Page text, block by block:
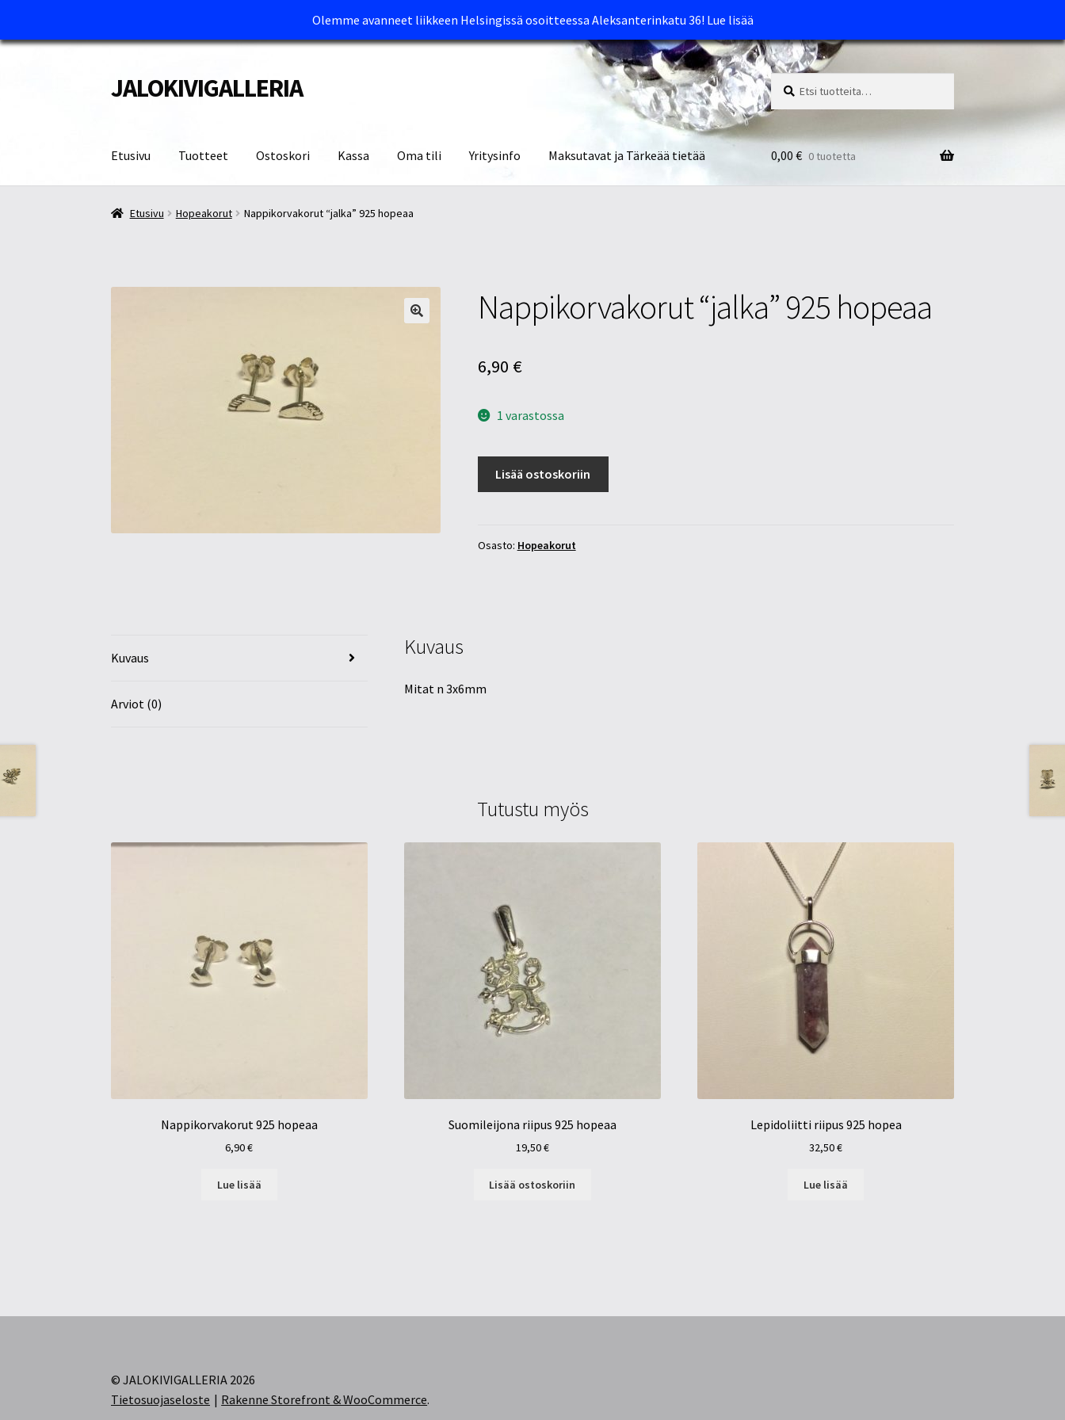
Olemme avanneet liikkeen Helsingissä osoitteessa Aleksanterinkatu 36! Lue lisää
Siirry
navigointiin
Siirry
sisältöön
JALOKIVIGALLERIA Etsi:
Haku
Etusivu Tuotteet Ostoskori Kassa Oma tili Yritysinfo Maksutavat ja Tärkeää tietää
Etusivu Kassa Maksutavat ja Tärkeää tietää Myymälät
0,00 € 0 tuotetta
Etusivu Hopeakorut Nappikorvakorut “jalka” 925 hopeaa
Nappikorvakorut “jalka” 925 hopeaa
6,90 €
1 varastossa
määrä
Lisää ostoskoriin
Osasto: Hopeakorut
Kuvaus
Arviot (0)
Kuvaus
Mitat n 3x6mm
Tutustu myös
Nappikorvakorut 925 hopeaa
6,90€
Lue lisää
Suomileijona riipus 925 hopeaa
19,50€
Lisää ostoskoriin
Lepidoliitti riipus 925 hopea
32,50€
Lue lisää
© JALOKIVIGALLERIA 2026
Tietosuojaseloste
Rakenne Storefront & WooCommerce.